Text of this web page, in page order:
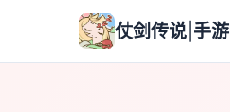
仗剑传说|手游